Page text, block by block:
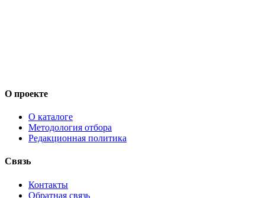
О проекте
О каталоге
Методология отбора
Редакционная политика
Связь
Контакты
Обратная связь